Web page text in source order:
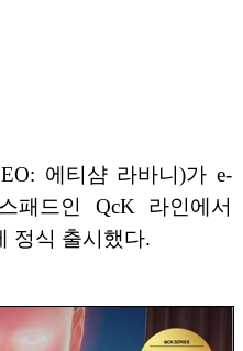
에티샴 라바니)가 e-
패드인 QcK 라인에서
정식 출시했다.